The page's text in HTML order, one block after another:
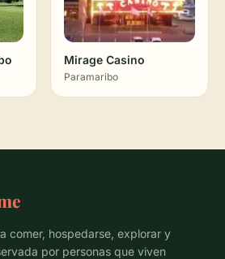
Mirage Casino
Paramaribo
comer, hospedarse, explorar y
por personas que viven